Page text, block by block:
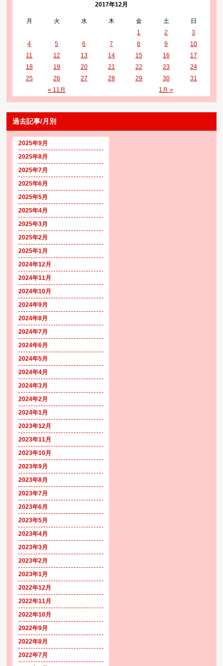
2017年12月
月 火 水 木 金 土 日
« 11月 1月 »
1 2
3
4
5 6 7 8 9
10
11
12 13 14 15 16
17
18
19 20 21 22 23
24
25
26 27 28 29 30 31
過去記事/月別
2025年9月
2025年8月
2025年7月
2025年6月
2025年5月
2025年4月
2025年3月
2025年2月
2025年1月
2024年12月
2024年11月
2024年10月
2024年9月
2024年8月
2024年7月
2024年6月
2024年5月
2024年4月
2024年3月
2024年2月
2024年1月
2023年12月
2023年11月
2023年10月
2023年9月
2023年8月
2023年7月
2023年6月
2023年5月
2023年4月
2023年3月
2023年2月
2023年1月
2022年12月
2022年11月
2022年10月
2022年9月
2022年8月
2022年7月